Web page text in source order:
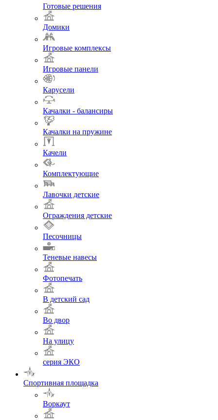
Готовые решения
Домики
Игровые комплексы
Игровые панели
Карусели
Качалки - балансиры
Качалки на пружине
Качели
Комплектующие
Лавочки детские
Ограждения детские
Песочницы
Теневые навесы
Фотопечать
В детский сад
Во двор
На улицу
серия ЭКО
Спортивная площадка
Воркаут